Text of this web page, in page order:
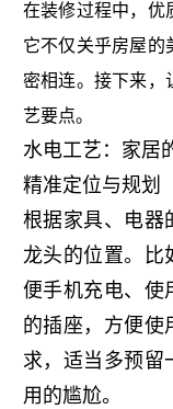
在装修过程中，优
它不仅关乎房屋的
密相连。接下来，
艺要点。
水电工艺：家居
精准定位与规划
根据家具、电器
龙头的位置。比
便手机充电、使
的插座，方便使
求，适当多预留
用的尴尬。